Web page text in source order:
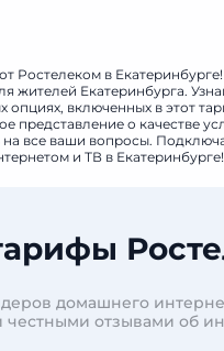
Ростелеком в
жителей Екатеринбурга.
включенных в этот
представление о качестве
все ваши вопросы.
и ТВ в Екатеринбурге!
домашнего
отзывами об